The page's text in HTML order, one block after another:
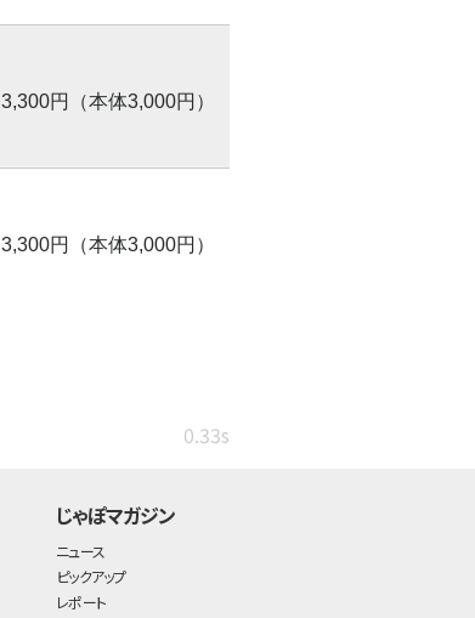
3,300円（本体3,000円）
3,300円（本体3,000円）
0.33s
じゃぽマガジン
ニュース
ピックアップ
レポート